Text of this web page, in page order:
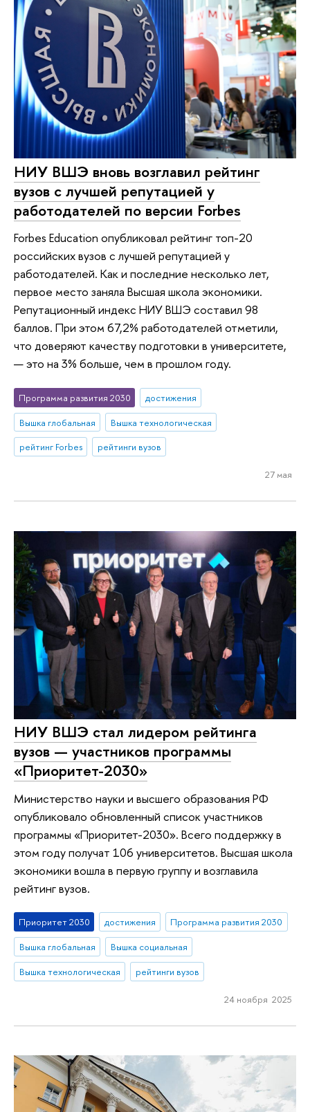
НИУ ВШЭ вновь возглавил рейтинг
вузов с лучшей репутацией у
работодателей по версии Forbes
Forbes Education опубликовал рейтинг топ-20
российских вузов с лучшей репутацией у
работодателей. Как и последние несколько лет,
первое место заняла Высшая школа экономики.
Репутационный индекс НИУ ВШЭ составил 98
баллов. При этом 67,2% работодателей отметили,
что доверяют качеству подготовки в университете,
— это на 3% больше, чем в прошлом году.
Программа развития 2030
достижения
Вышка глобальная
Вышка технологическая
рейтинг Forbes
рейтинги вузов
27 мая
НИУ ВШЭ стал лидером рейтинга
вузов — участников программы
«Приоритет-2030»
Министерство науки и высшего образования РФ
опубликовало обновленный список участников
программы «Приоритет-2030». Всего поддержку в
этом году получат 106 университетов. Высшая школа
экономики вошла в первую группу и возглавила
рейтинг вузов.
Приоритет 2030 достижения
Программа развития 2030
Вышка глобальная
Вышка социальная
Вышка технологическая
рейтинги вузов
24 ноября 2025